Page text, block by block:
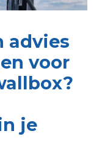
advies
voor
je